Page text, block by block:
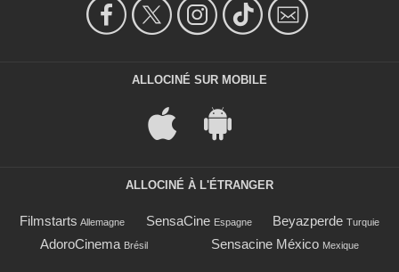
ALLOCINÉ SUR MOBILE
ALLOCINÉ À L'ÉTRANGER
Filmstarts Allemagne SensaCine Espagne Beyazperde Turquie
AdoroCinema Brésil Sensacine México Mexique